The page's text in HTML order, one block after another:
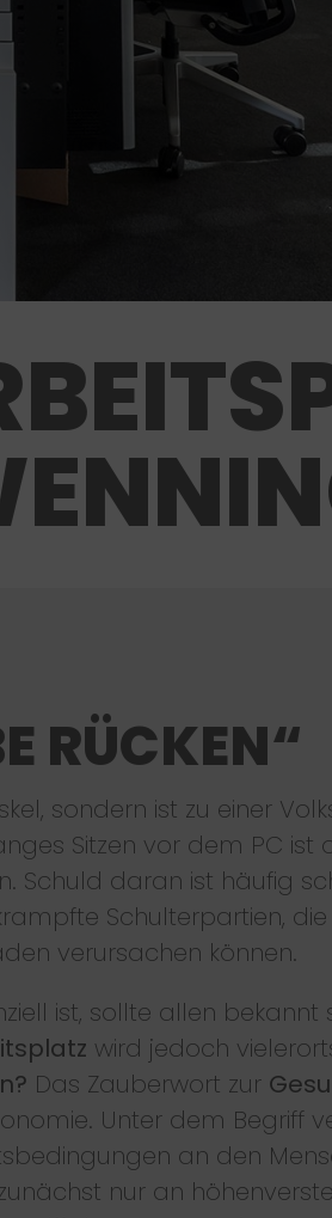
RÜCKEN“
sondern ist zu einer
Sitzen vor dem PC
Schuld daran ist häufig
Schulterpartien,
verursachen können.
ist, sollte allen bekannt
wird jedoch
Das Zauberwort zur
Unter dem Begriff
an den
nur an